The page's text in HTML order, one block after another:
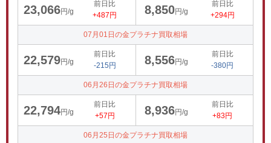
23,066円/g
前日比
+487円
8,850円/g
前日比
+294円
07月01日の金プラチナ買取相場
22,579円/g
前日比
-215円
8,556円/g
前日比
-380円
06月26日の金プラチナ買取相場
22,794円/g
前日比
+57円
8,936円/g
前日比
+83円
06月25日の金プラチナ買取相場